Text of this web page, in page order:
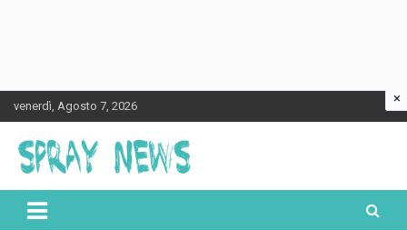
to
content
venerdì, Agosto 7, 2026
Spraynews.it
×